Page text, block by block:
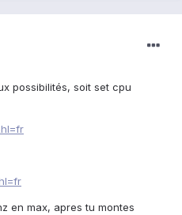
possibilités, soit set cpu
en max, apres tu montes